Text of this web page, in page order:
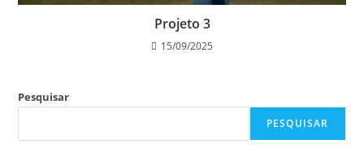
Projeto 3
15/09/2025
Pesquisar
PESQUISAR